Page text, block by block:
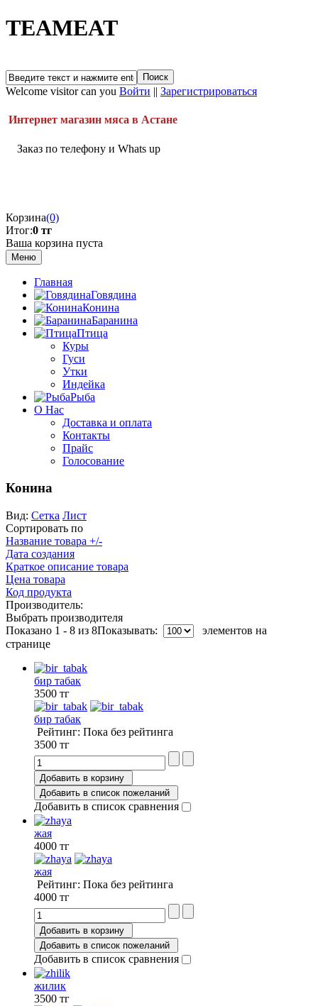
TEAMEAT
Welcome visitor can you Войти || Зарегистрироваться
Интернет магазин мяса в Астане
Заказ по телефону и Whats up
Корзина(0)
Итог:0 тг
Ваша корзина пуста
Меню
Главная
Говядина
Конина
Баранина
Птица
Куры
Гуси
Утки
Индейка
Рыба
О Нас
Доставка и оплата
Контакты
Прайс
Голосование
Конина
Вид: Сетка Лист
Сортировать по
Название товара +/-
Дата создания
Краткое описание товара
Цена товара
Код продукта
Производитель:
Выбрать производителя
Показано 1 - 8 из 8Показывать:
элементов на
странице
бир табак
3500 тг
бир табак
Рейтинг: Пока без рейтинга
3500 тг
Добавить в корзину
Добавить в список пожеланий
Добавить в список сравнения
жая
4000 тг
жая
Рейтинг: Пока без рейтинга
4000 тг
Добавить в корзину
Добавить в список пожеланий
Добавить в список сравнения
жилик
3500 тг